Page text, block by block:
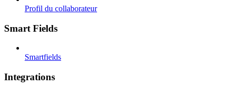
Profil du collaborateur
Smart Fields
Smartfields
Integrations